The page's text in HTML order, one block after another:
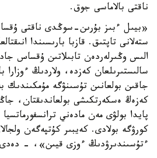
ناقتى بالاماسى جوق.
«بيىل ءبىز بۇرىن-سوڭدى ناقتى
ستەلانى تاپتىق. قازبا بارىسىندا
الىس وڭىرلەردەن تابىلاتىن ۇقساس
سالىستىرىلعان كەزدە، ولاردىڭ ءوزارا
جاقىن بولعانىن تۇسىنۋگە مۇمكىندىك
كەزەڭ ەسكەرتكىشى بولعاندىقتان،
پايدا بولۋى مەن مادەني
كورۋگە بولادى. كەيبىر كۇتپەگەن
ءتۇسىندىرۋدىڭ ءوزى قيىن»، - دەدى